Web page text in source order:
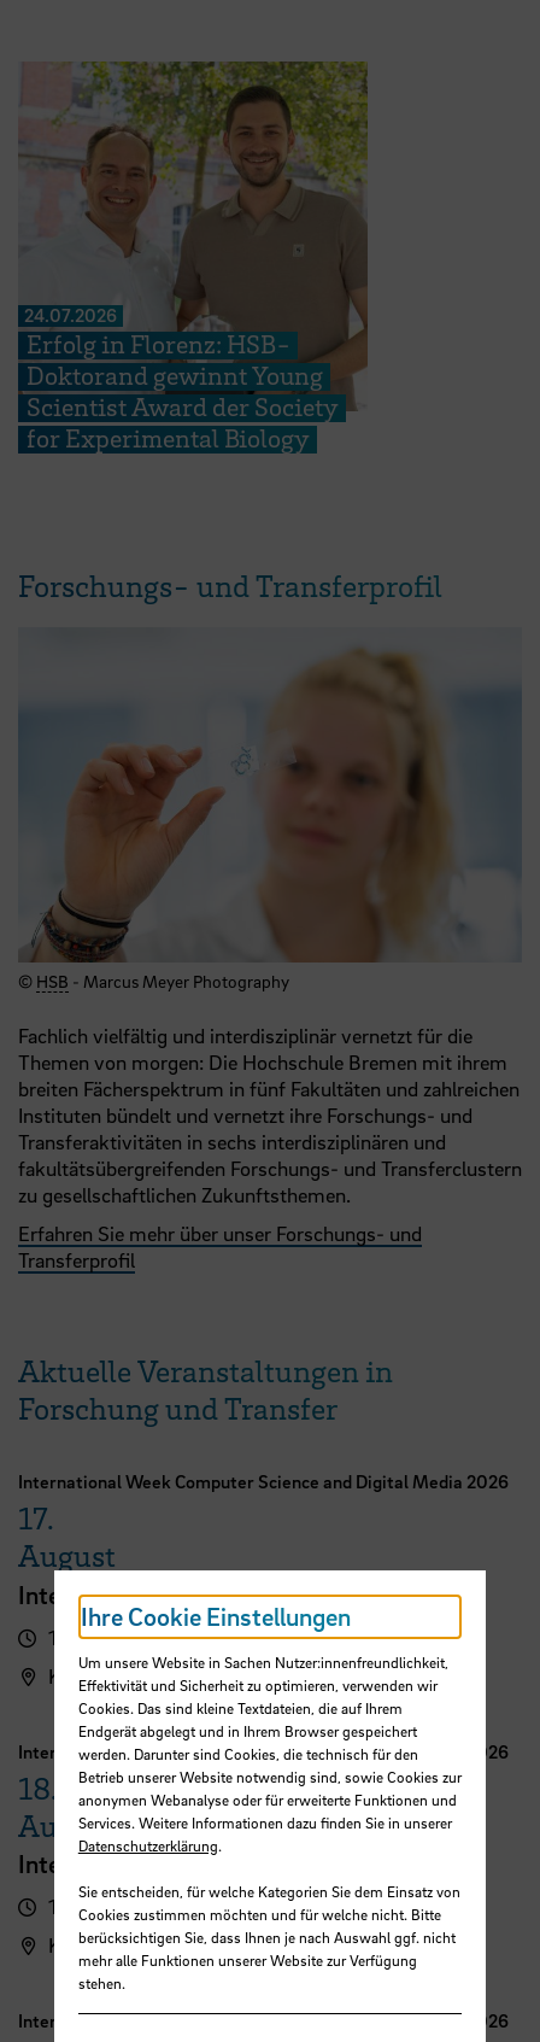
24.07.2026
Erfolg in Florenz: HSB-
Doktorand gewinnt Young
Scientist Award der Society
for Experimental Biology
Forschungs- und Transferprofil
© HSB - Marcus Meyer Photography
Fachlich vielfältig und interdisziplinär vernetzt für die
Themen von morgen: Die Hochschule Bremen mit ihrem
breiten Fächerspektrum in fünf Fakultäten und zahlreichen
Instituten bündelt und vernetzt ihre Forschungs- und
Transferaktivitäten in sechs interdisziplinären und
fakultätsübergreifenden Forschungs- und Transferclustern
zu gesellschaftlichen Zukunftsthemen.
Erfahren Sie mehr über unser Forschungs- und
Transferprofil
Aktuelle Veranstaltungen in
Forschung und Transfer
International Week Computer Science and Digital Media 2026
17.
August
International FutureNow! Symposium
16:00 - 17:30 Uhr
Kassenhalle
International Week Computer Science and Digital Media 2026
18.
August
International FutureNow! Symposium
16:00 - 17:30 Uhr
Kassenhalle
International Week Computer Science and Digital Media 2026
Ihre Cookie Einstellungen
Um unsere Website in Sachen Nutzer:innenfreundlichkeit,
Effektivität und Sicherheit zu optimieren, verwenden wir
Cookies. Das sind kleine Textdateien, die auf Ihrem
Endgerät abgelegt und in Ihrem Browser gespeichert
werden. Darunter sind Cookies, die technisch für den
Betrieb unserer Website notwendig sind, sowie Cookies zur
anonymen Webanalyse oder für erweiterte Funktionen und
Services. Weitere Informationen dazu finden Sie in unserer
Datenschutzerklärung.
Sie entscheiden, für welche Kategorien Sie dem Einsatz von
Cookies zustimmen möchten und für welche nicht. Bitte
berücksichtigen Sie, dass Ihnen je nach Auswahl ggf. nicht
mehr alle Funktionen unserer Website zur Verfügung
stehen.